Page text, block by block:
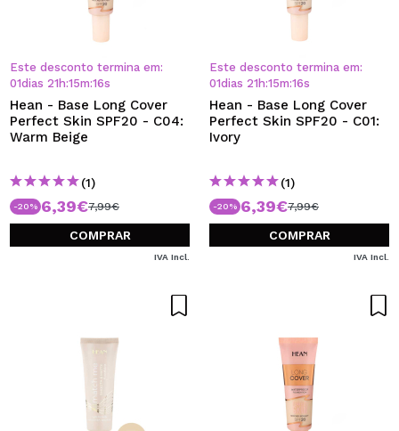
Este desconto termina em:
01dias 21 h:15m:15s
Hean - Base Long Cover
Perfect Skin SPF20 - C04:
Warm Beige
(1)
-20% 6,39€7,99€
COMPRAR
IVA Incl.
Este desconto termina em:
01dias 21 h:15m:15s
Hean - Base Long Cover
Perfect Skin SPF20 - C01:
Ivory
(1)
-20% 6,39€7,99€
COMPRAR
IVA Incl.